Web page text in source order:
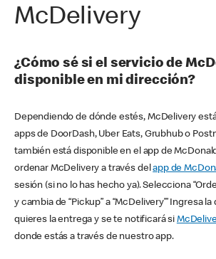
McDelivery
¿Cómo sé si el servicio de
disponible en mi dirección?
Dependiendo de dónde estés, McDelivery
apps de DoorDash, Uber Eats, Grubhub o
también está disponible en el app de
ordenar McDelivery a través delapp de
sesión (si no lo has hecho ya). Selecciona
y cambia de “Pickup” a “McDelivery’” Ingresa
quieres la entrega y se te notificará si
donde estás a través de nuestro app.